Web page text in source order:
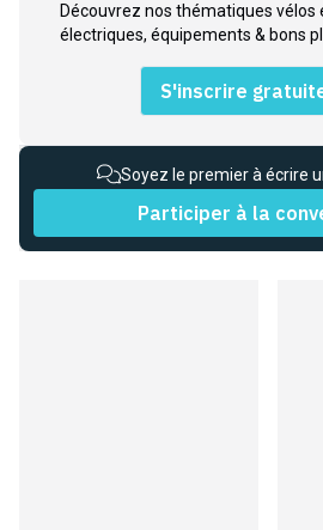
Découvrez nos thématiques vélos
électriques, équipements & bons
S'inscrire
Soyez le premier à écrire
Participer à la